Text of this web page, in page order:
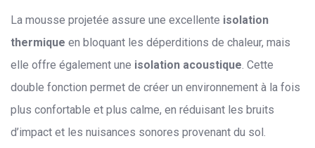
La mousse projetée assure une excellente isolation
thermique en bloquant les déperditions de chaleur, mais
elle offre également une isolation acoustique . Cette
double fonction permet de créer un environnement à la fois
plus confortable et plus calme, en réduisant les bruits
d’impact et les nuisances sonores provenant du sol.